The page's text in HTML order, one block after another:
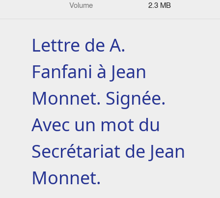
Volume
2.3 MB
Lettre de A.
Fanfani à Jean
Monnet. Signée.
Avec un mot du
Secrétariat de Jean
Monnet.